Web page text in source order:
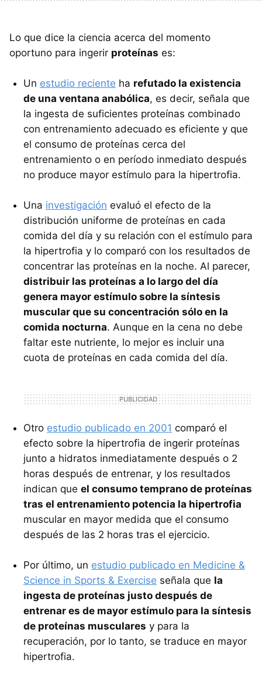
Lo que dice la ciencia acerca del momento
oportuno para ingerir proteínas es:
Un estudio reciente ha refutado la existencia
de una ventana anabólica, es decir, señala que
la ingesta de suficientes proteínas combinado
con entrenamiento adecuado es eficiente y que
el consumo de proteínas cerca del
entrenamiento o en período inmediato después
no produce mayor estímulo para la hipertrofia.
Una investigación evaluó el efecto de la
distribución uniforme de proteínas en cada
comida del día y su relación con el estímulo para
la hipertrofia y lo comparó con los resultados de
concentrar las proteínas en la noche. Al parecer,
distribuir las proteínas a lo largo del día
genera mayor estímulo sobre la síntesis
muscular que su concentración sólo en la
comida nocturna. Aunque en la cena no debe
faltar este nutriente, lo mejor es incluir una
cuota de proteínas en cada comida del día.
Otro estudio publicado en 2001 comparó el
efecto sobre la hipertrofia de ingerir proteínas
junto a hidratos inmediatamente después o 2
horas después de entrenar, y los resultados
indican que el consumo temprano de proteínas
tras el entrenamiento potencia la hipertrofia
muscular en mayor medida que el consumo
después de las 2 horas tras el ejercicio.
Por último, un estudio publicado en Medicine &
Science in Sports & Exercise señala que la
ingesta de proteínas justo después de
entrenar es de mayor estímulo para la síntesis
de proteínas musculares y para la
recuperación, por lo tanto, se traduce en mayor
hipertrofia.